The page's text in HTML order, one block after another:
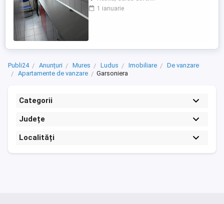
garsoniera Deține centrală termica proprie
Termopane peste tot Gresie și faianță
1 ianuarie
Publi24 Anunțuri Mures Ludus Imobiliare
De vanzare
Apartamente de vanzare
Garsoniera
Categorii
Județe
Localități